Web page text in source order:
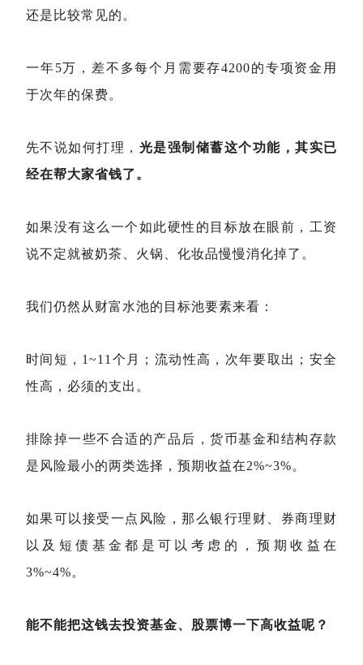
还是比较常见的。
一年5万，差不多每个月需要存4200的专项资金用
于次年的保费。
先不说如何打理， 光是强制储蓄这个功能，其实已
经在帮大家省钱了。
如果没有这么一个如此硬性的目标放在眼前，工资
说不定就被奶茶、火锅、化妆品慢慢消化掉了。
我们仍然从财富水池的目标池要素来看：
时间短，1~11个月；流动性高，次年要取出；安全
性高，必须的支出。
排除掉一些不合适的产品后，货币基金和结构存款
是风险最小的两类选择，预期收益在2%~3%。
如果可以接受一点风险，那么银行理财、券商理财
以及短债基金都是可以考虑的，预期收益在
3%~4%。
能不能把这钱去投资基金、股票博一下高收益呢？